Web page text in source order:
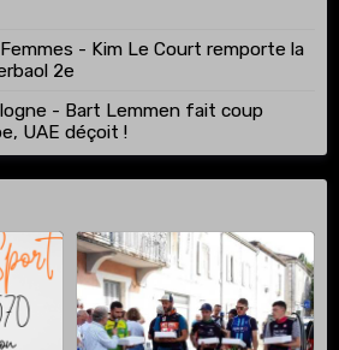
- Kim Le Court remporte la
2e
- Bart Lemmen fait coup
UAE déçoit !